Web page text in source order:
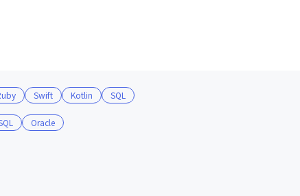
Swift Kotlin SQL
Oracle